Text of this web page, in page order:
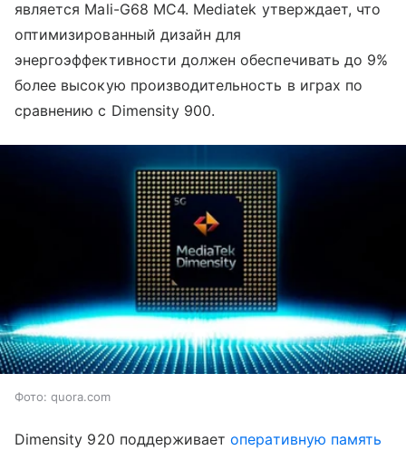
является Mali-G68 MC4. Mediatek утверждает, что
оптимизированный дизайн для
энергоэффективности должен обеспечивать до 9%
более высокую производительность в играх по
сравнению с Dimensity 900.
Фото: quora.com
Dimensity 920 поддерживаетоперативную память